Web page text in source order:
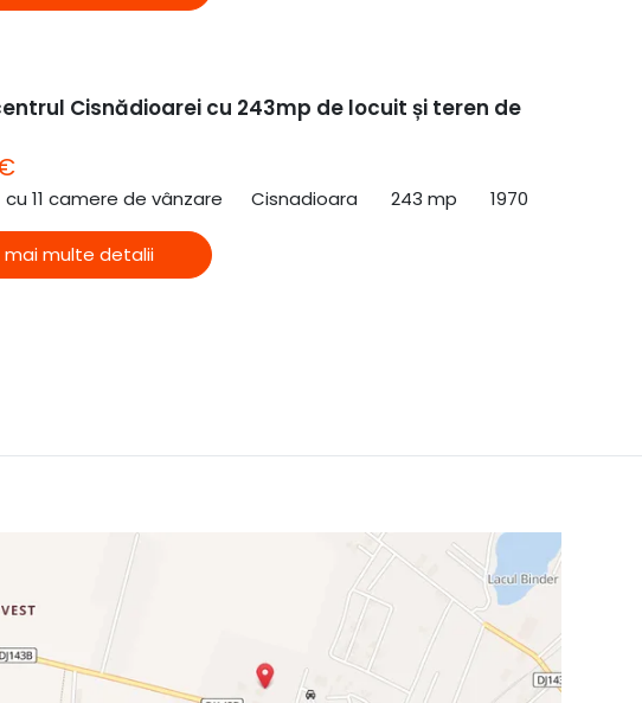
Cisnădioarei cu 243mp de locuit și teren de
11 camere de vânzare Cisnadioara 243 mp 1970
mai multe detalii